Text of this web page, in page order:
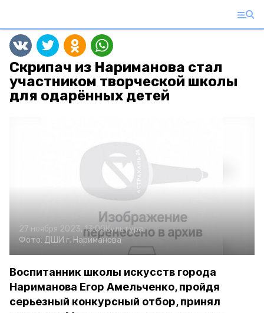
Скрипач из Нариманова стал
участником творческой школы
для одарённых детей
27 ноября 2023, 13:00Культура
Фото: ДШИ г. Нариманова
Воспитанник школы искусств города
Нариманова Егор Амельченко, пройдя
серьезный конкурсный отбор, принял